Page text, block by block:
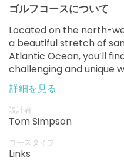
ゴルフコースについて
Located on the north-
a beautiful stretch of
Atlantic Ocean, you’ll
challenging and unique
at Ballybunion – the Old
Cashen Course.
every hazard and every
infinite presence.
詳細を見る
設計者
Tom Simpson
コースタイプ
Links